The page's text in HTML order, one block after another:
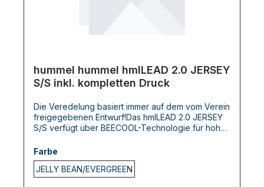
hummel hummel hmlLEAD 2.0 JERSEY
S/S inkl. kompletten Druck
Die Veredelung basiert immer auf dem vom Verein
freigegebenen Entwurf!Das hmlLEAD 2.0 JERSEY
S/S verfügt über BEECOOL-Technologie für hohe
Shirt ist in einer regulären Passform gestaltet und
sorgt für Komfort und Leistung bei jeder Aktivität.
Chevrons auf den Schultern und das hummel-
Logo auf der Brust vervollständigen den Look.
Farbe
JELLY BEAN/EVERGREEN